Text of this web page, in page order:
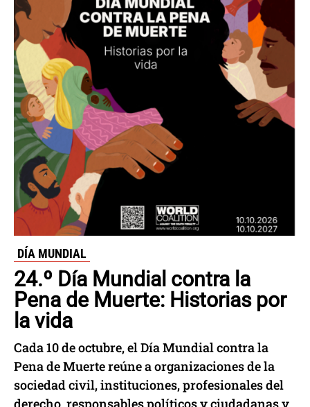
DÍA MUNDIAL
24.º Día Mundial contra la
Pena de Muerte: Historias por
la vida
Cada 10 de octubre, el Día Mundial contra la
Pena de Muerte reúne a organizaciones de la
sociedad civil, instituciones, profesionales del